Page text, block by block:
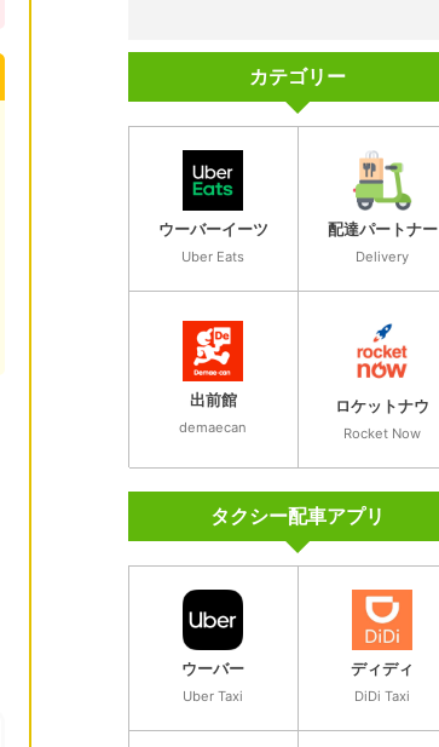
カテゴリー
ウーバーイーツ
Uber Eats
配達パートナー
Delivery
出前館
demaecan
ロケットナウ
Rocket Now
タクシー配車アプリ
ウーバー
Uber Taxi
ディディ
DiDi Taxi